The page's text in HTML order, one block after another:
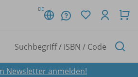
DE
Newsletter anmelden!